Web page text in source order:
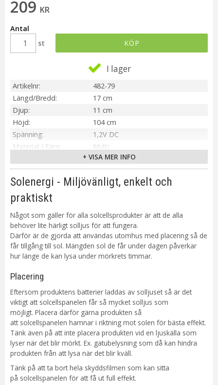
209 KR
Antal
st
KÖP
I lager
Artikelnr
482-79
Längd/Bredd
17 cm
Djup
11 cm
Höjd
104 cm
Spänning
1,2V DC
Material / Färg
Multi
Ej utbytbar
Ljusfärg
Varmvit
Batteri
1st AAA laddbartNiMH ingår. Lystid
Anpassad för
Utomhus
Tillverkare
Star Trading AB
+ VISA MER INFO
Solenergi - Miljövänligt, enkelt och
praktiskt
Något som gäller för alla solcellsprodukter är att de alla
behöver lite härligt solljus för att fungera.
Därför är de gjorda att användas utomhus med placering så de
får tillgång till sol. Mängden sol de får under dagen påverkar
hur länge de kan lysa under mörkrets timmar.
Placering
Eftersom produktens batterier laddas av solljuset så är det
viktigt att solcellspanelen får så mycket solljus som
möjligt. Placera därför gärna produkten så
att solcellspanelen hamnar i riktning mot solen för bästa effekt.
Tänk även på att inte placera produkten vid en ljuskälla som
lyser när det blir mörkt. Ex. gatubelysning som då kan hindra
produkten från att lysa när det blir kväll.
Tänk på att ta bort hela skyddsfilmen som kan sitta
på solcellspanelen för att få ut full effekt.